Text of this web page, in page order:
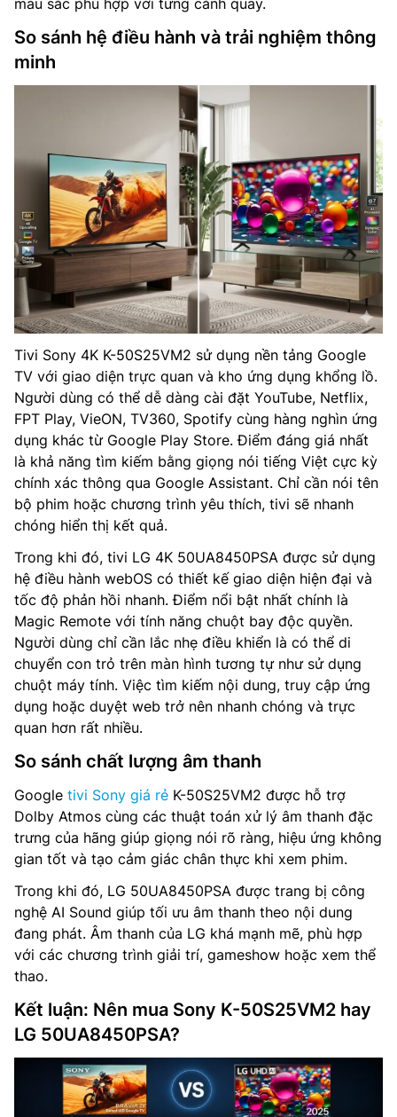
màu sắc phù hợp với từng cảnh quay.
So sánh hệ điều hành và trải nghiệm thông
minh
Tivi Sony 4K K-50S25VM2 sử dụng nền tảng Google
TV với giao diện trực quan và kho ứng dụng khổng lồ.
Người dùng có thể dễ dàng cài đặt YouTube, Netflix,
FPT Play, VieON, TV360, Spotify cùng hàng nghìn ứng
dụng khác từ Google Play Store. Điểm đáng giá nhất
là khả năng tìm kiếm bằng giọng nói tiếng Việt cực kỳ
chính xác thông qua Google Assistant. Chỉ cần nói tên
bộ phim hoặc chương trình yêu thích, tivi sẽ nhanh
chóng hiển thị kết quả.
Trong khi đó, tivi LG 4K 50UA8450PSA được sử dụng
hệ điều hành webOS có thiết kế giao diện hiện đại và
tốc độ phản hồi nhanh. Điểm nổi bật nhất chính là
Magic Remote với tính năng chuột bay độc quyền.
Người dùng chỉ cần lắc nhẹ điều khiển là có thể di
chuyển con trỏ trên màn hình tương tự như sử dụng
chuột máy tính. Việc tìm kiếm nội dung, truy cập ứng
dụng hoặc duyệt web trở nên nhanh chóng và trực
quan hơn rất nhiều.
So sánh chất lượng âm thanh
Google tivi Sony giá rẻ K-50S25VM2 được hỗ trợ
Dolby Atmos cùng các thuật toán xử lý âm thanh đặc
trưng của hãng giúp giọng nói rõ ràng, hiệu ứng không
gian tốt và tạo cảm giác chân thực khi xem phim.
Trong khi đó, LG 50UA8450PSA được trang bị công
nghệ AI Sound giúp tối ưu âm thanh theo nội dung
đang phát. Âm thanh của LG khá mạnh mẽ, phù hợp
với các chương trình giải trí, gameshow hoặc xem thể
thao.
Kết luận: Nên mua Sony K-50S25VM2 hay
LG 50UA8450PSA?